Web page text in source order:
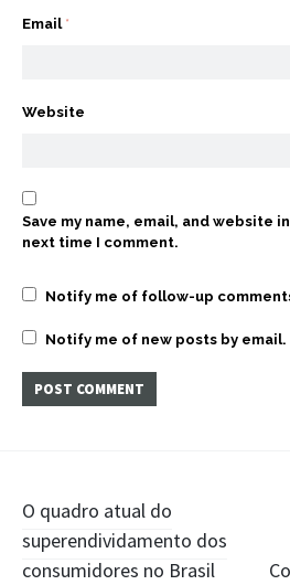
Email *
Website
Save my name, email, and website
next time I comment.
Notify me of follow-up
Notify me of new posts by email.
Post
navigation
O quadro atual do
superendividamento dos
consumidores no Brasil